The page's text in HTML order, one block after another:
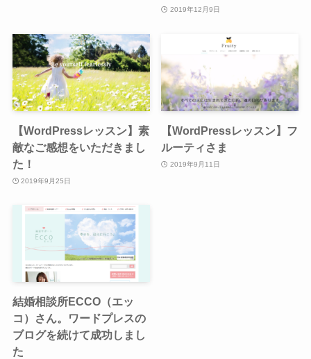
2019年12月9日
【WordPressレッスン】素
敵なご感想をいただきまし
た！
2019年9月25日
【WordPressレッスン】フ
ルーティさま
2019年9月11日
結婚相談所ECCO（エッ
コ）さん。ワードプレスの
ブログを続けて成功しまし
た